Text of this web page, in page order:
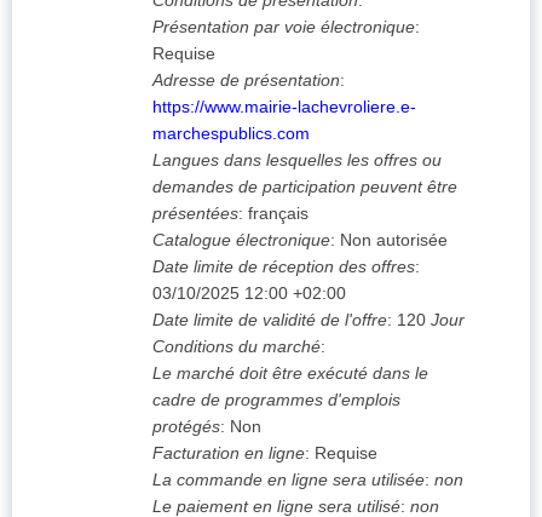
Présentation par voie électronique:
Requise
Adresse de présentation:
https://www.mairie-lachevroliere.e-
marchespublics.com
Langues dans lesquelles les offres ou
demandes de participation peuvent être
présentées: français
Catalogue électronique: Non autorisée
Date limite de réception des offres:
03/10/2025 12:00 +02:00
Date limite de validité de l'offre: 120 Jour
Conditions du marché:
Le marché doit être exécuté dans le
cadre de programmes d'emplois
protégés: Non
Facturation en ligne: Requise
La commande en ligne sera utilisée: non
Le paiement en ligne sera utilisé: non